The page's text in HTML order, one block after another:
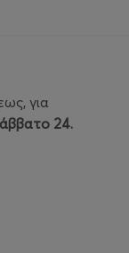
για
24.